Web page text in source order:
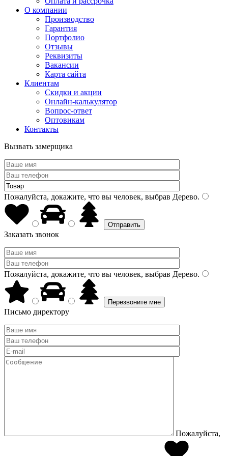
О компании
Производство
Гарантия
Портфолио
Отзывы
Реквизиты
Вакансии
Карта сайта
Клиентам
Скидки и акции
Онлайн-калькулятор
Вопрос-ответ
Оптовикам
Контакты
Вызвать замерщика
Пожалуйста, докажите, что вы человек, выбрав Дерево.
Заказать звонок
Пожалуйста, докажите, что вы человек, выбрав Дерево.
Письмо директору
Пожалуйста,